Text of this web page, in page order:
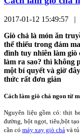
2017-01-12 15:49:57 |
Giò chả là món ăn
thể thiếu trong đám
đình tuy nhiên làm giò
làm ra sao? thì không
một bí quyết và giờ
thức rất đơn giản
Cách làm giò chả ngon từ
Nguyên liệu gồm có: thịt
đường, bột ngọt, tiêu,bột
cần có máy xay giò chả và tủ